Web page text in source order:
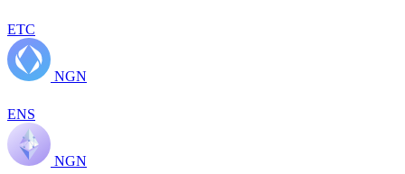
ETC
NGN
ENS
NGN